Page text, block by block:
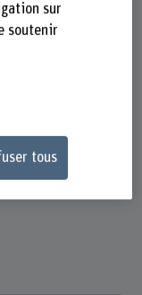
sur
soutenir
tous